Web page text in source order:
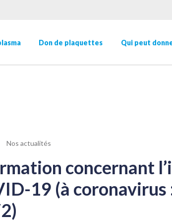
Don de plaquettes Qui peut
Nos actualités
concernant
19 (à coronavirus